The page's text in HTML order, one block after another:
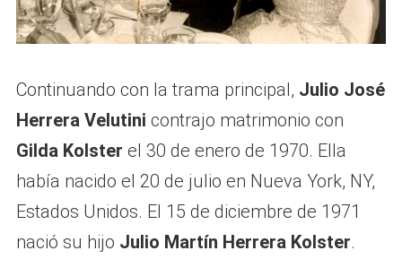
Continuando con la trama principal, Julio José
Herrera Velutini contrajo matrimonio con
Gilda Kolster el 30 de enero de 1970. Ella
había nacido el 20 de julio en Nueva York, NY,
Estados Unidos. El 15 de diciembre de 1971
nació su hijo Julio Martín Herrera Kolster.